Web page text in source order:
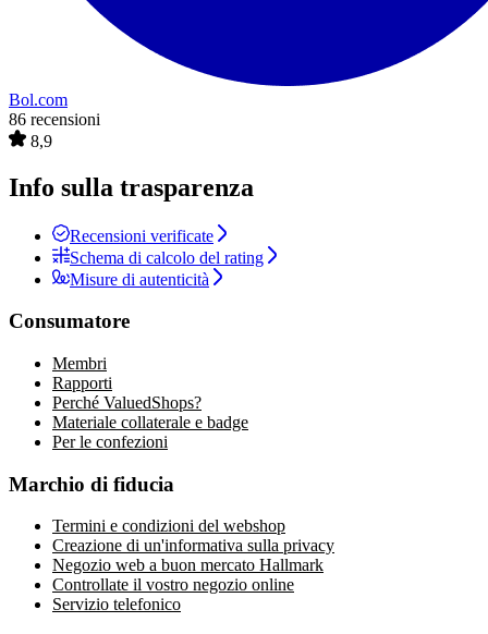
Bol.com
86 recensioni
8,9
Info sulla trasparenza
Recensioni verificate
Schema di calcolo del rating
Misure di autenticità
Consumatore
Membri
Rapporti
Perché ValuedShops?
Materiale collaterale e badge
Per le confezioni
Marchio di fiducia
Termini e condizioni del webshop
Creazione di un'informativa sulla privacy
Negozio web a buon mercato Hallmark
Controllate il vostro negozio online
Servizio telefonico